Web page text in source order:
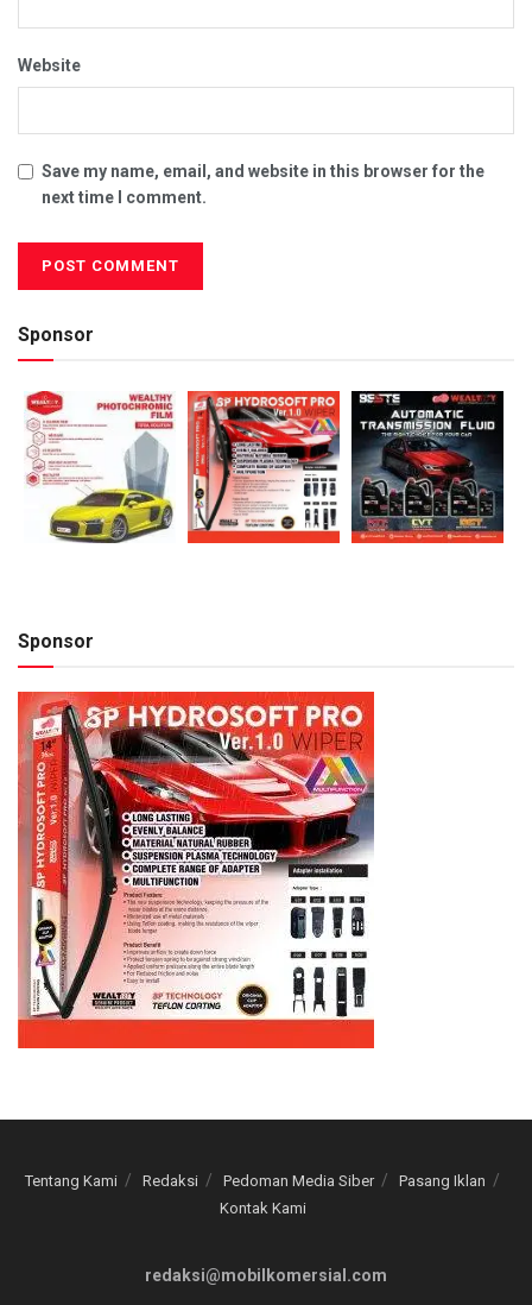
Website
Save my name, email, and website in this browser for the
next time I comment.
Sponsor
Sponsor
Tentang Kami Redaksi Pedoman Media Siber
Pasang Iklan
Kontak Kami
redaksi@mobilkomersial.com